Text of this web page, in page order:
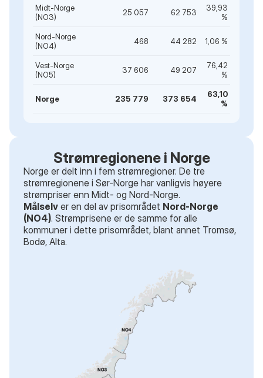
Midt-Norge
(NO3)
25 057 62 753
39,93
%
Nord-Norge
(NO4)
468 44 282 1,06 %
Vest-Norge
(NO5)
37 606 49 207
76,42
%
Norge 235 779 373 654
63,10
%
Strømregionene i Norge
Norge er delt inn i fem strømregioner. De tre
strømregionene i Sør-Norge har vanligvis høyere
strømpriser enn Midt- og Nord-Norge.
Målselv er en del av prisområdet Nord-Norge
(NO4). Strømprisene er de samme for alle
kommuner i dette prisområdet, blant annet Tromsø,
Bodø, Alta.